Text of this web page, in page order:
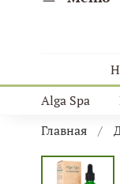
Alga Spa
Главная